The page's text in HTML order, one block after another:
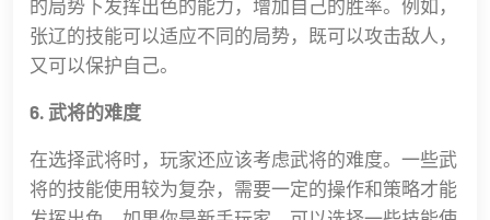
的局势下发挥出色的能力，增加自己的胜率。例如，
张辽的技能可以适应不同的局势，既可以攻击敌人，
又可以保护自己。
6. 武将的难度
在选择武将时，玩家还应该考虑武将的难度。一些武
将的技能使用较为复杂，需要一定的操作和策略才能